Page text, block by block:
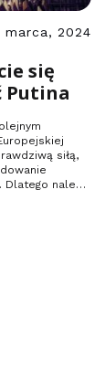
marca, 2024
się
Putina
siłą,
Dlatego należy